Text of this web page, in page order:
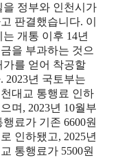
을 정부와 인천시가
판결했습니다. 이
개통 이후 14년
을 부과하는 것으
가를 얻어 착공할
2023년 국토부는
대교 통행료 인하
며, 2023년 10월부
료가 기존 6600원
인하됐고, 2025년
통행료가 5500원